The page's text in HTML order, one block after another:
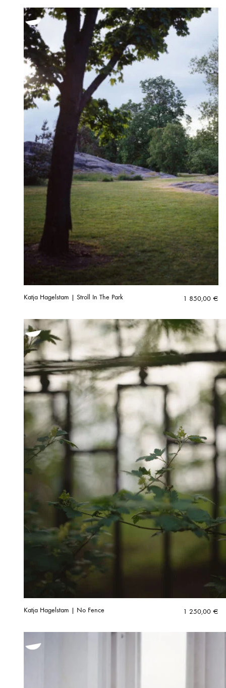
Katja Hagelstam | Stroll In The Park 1 850,00 €
Katja Hagelstam | No Fence 1 250,00 €